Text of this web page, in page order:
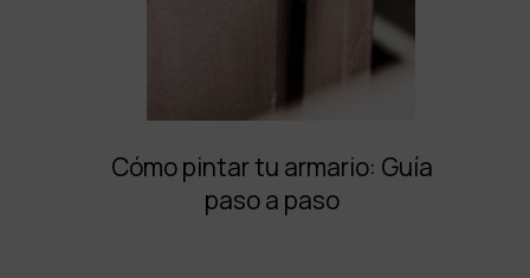
Cómo pintar tu armario: Guía
paso a paso